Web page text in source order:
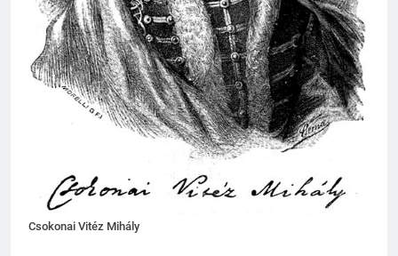
Csokonai Vitéz Mihály